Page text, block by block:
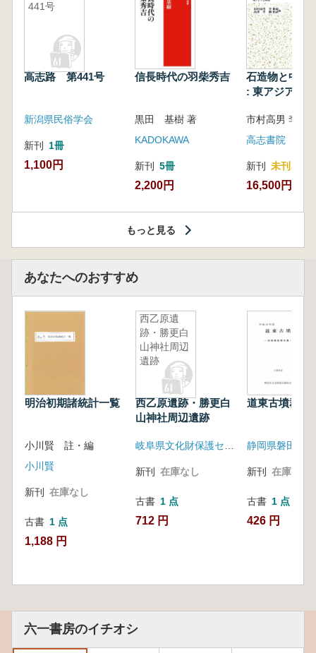
441号
高志路 第441号
新潟県民俗学会
新刊 1冊
1,100円
信長時代の羽柴秀吉
黒田 基樹 著
KADOKAWA
新刊 5冊
2,200円
石造物と中世
: 東アジアと
高志書院
新刊 未刊
16,500円
もっと見る
あなたへのおすすめ
明治初期諸統計一覧
小川賢 註・編
小川賢
新刊 在庫なし
古書 1 点
1,188 円
西乙原遺
跡・勝更白
山神社周辺
遺跡
西乙原遺跡・勝更白
山神社周辺遺跡
新刊 在庫なし
古書 1 点
712 円
道東古墳群
新刊 在庫なし
古書 1 点
426 円
六一書房のイチオシ